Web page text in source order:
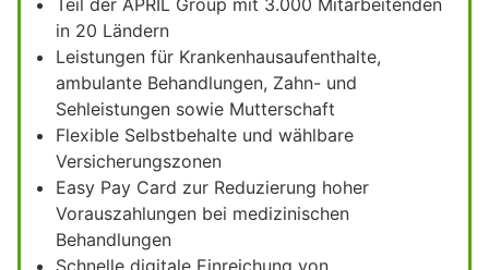
Teil der APRIL Group mit 3.000 Mitarbeitenden
in 20 Ländern
Leistungen für Krankenhausaufenthalte,
ambulante Behandlungen, Zahn- und
Sehleistungen sowie Mutterschaft
Flexible Selbstbehalte und wählbare
Versicherungszonen
Easy Pay Card zur Reduzierung hoher
Vorauszahlungen bei medizinischen
Behandlungen